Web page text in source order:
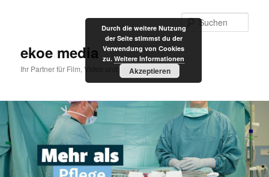
ekoe media
Ihr Partner für Film, Video und Internet
Durch die weitere Nutzung
der Seite stimmst du der
Verwendung von Cookies
zu. Weitere Informationen
Akzeptieren